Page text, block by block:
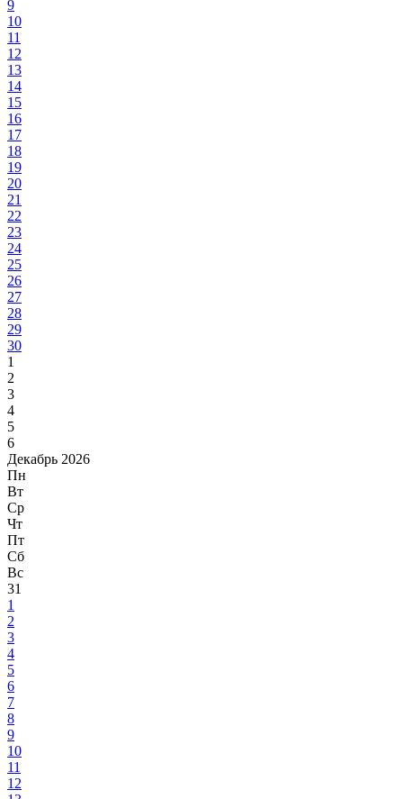
9
10
11
12
13
14
15
16
17
18
19
20
21
22
23
24
25
26
27
28
29
30
1
2
3
4
5
6
Декабрь 2026
Пн
Вт
Ср
Чт
Пт
Сб
Вс
31
1
2
3
4
5
6
7
8
9
10
11
12